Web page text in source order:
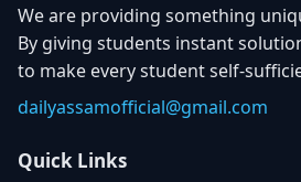
We are providing something
By giving students instant
to make every student self-
dailyassamofficial@gmail.com
Quick Links